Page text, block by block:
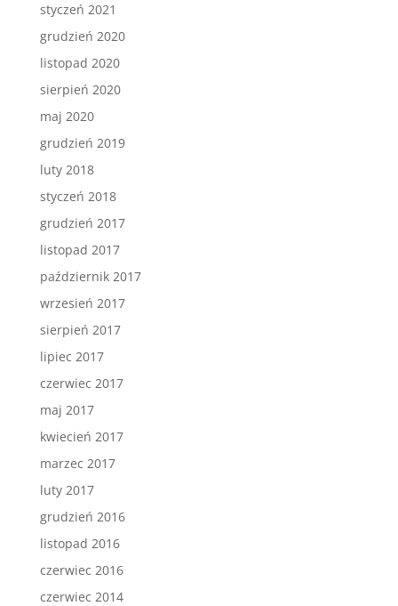
styczeń 2021
grudzień 2020
listopad 2020
sierpień 2020
maj 2020
grudzień 2019
luty 2018
styczeń 2018
grudzień 2017
listopad 2017
październik 2017
wrzesień 2017
sierpień 2017
lipiec 2017
czerwiec 2017
maj 2017
kwiecień 2017
marzec 2017
luty 2017
grudzień 2016
listopad 2016
czerwiec 2016
czerwiec 2014